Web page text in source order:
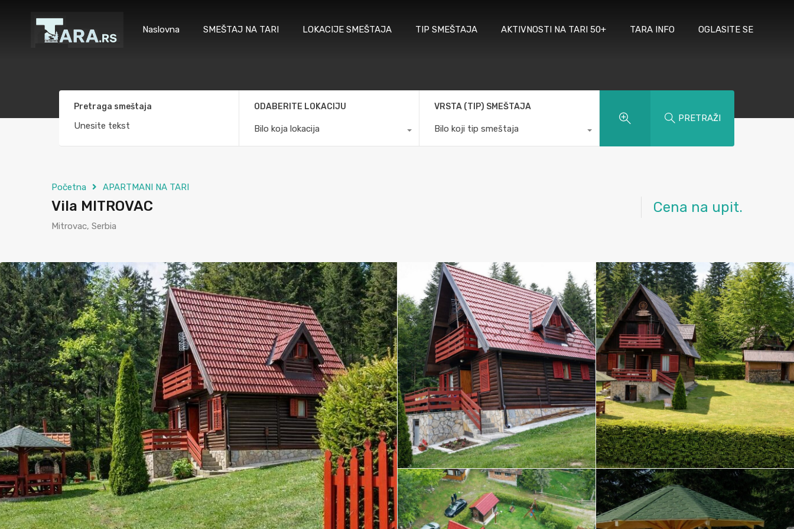
Naslovna SMEŠTAJ NA TARI LOKACIJE SMEŠTAJA TIP SMEŠTAJA AKTIVNOSTI NA TARI 50+ TARA INFO OGLASITE SE
Pretraga smeštaja ODABERITE LOKACIJU
Bilo koja lokacija
VRSTA (TIP) SMEŠTAJA
Bilo koji tip smeštaja
PRETRAŽI
Početna APARTMANI NA TARI
Vila MITROVAC
Mitrovac, Serbia
Cena na upit.